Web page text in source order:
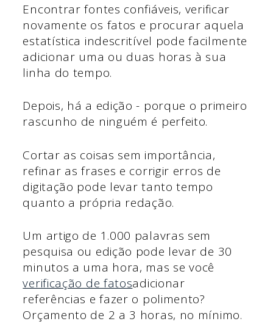
Encontrar fontes confiáveis, verificar
novamente os fatos e procurar aquela
estatística indescritível pode facilmente
adicionar uma ou duas horas à sua
linha do tempo.
Depois, há a edição - porque o primeiro
rascunho de ninguém é perfeito.
Cortar as coisas sem importância,
refinar as frases e corrigir erros de
digitação pode levar tanto tempo
quanto a própria redação.
Um artigo de 1.000 palavras sem
pesquisa ou edição pode levar de 30
minutos a uma hora, mas se você
verificação de fatosadicionar
referências e fazer o polimento?
Orçamento de 2 a 3 horas, no mínimo.